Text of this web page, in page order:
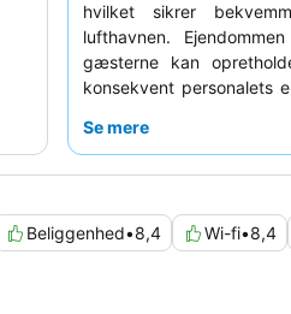
hvilket sikrer
lufthavnen.
gæsterne kan
konsekvent personalets
og effektivitet. For et
Se mere
Beliggenhed•8,4 Wi-fi•8,4